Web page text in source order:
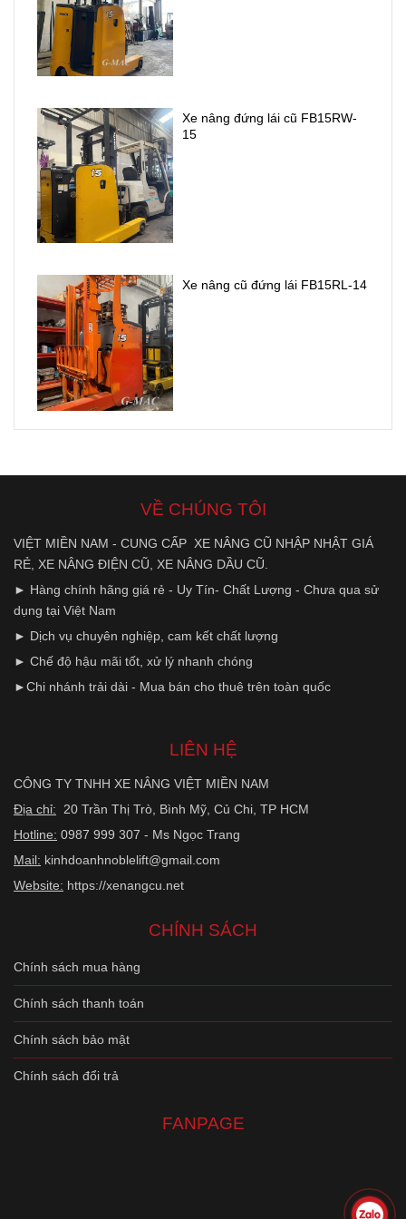
Bán xe
nâng
nhật cũ
các loại
Gía rẻ
Xe nâng đứng lái cũ FB15RW-
15
Xe nâng cũ đứng lái FB15RL-14
VỀ CHÚNG TÔI
VIỆT MIỀN NAM - CUNG CẤP XE NÂNG CŨ NHẬP NHẬT GIÁ
RẺ, XE NÂNG ĐIỆN CŨ, XE NÂNG DẦU CŨ.
► Hàng chính hãng giá rẻ - Uy Tín- Chất Lượng - Chưa qua sử
dụng tại Việt Nam
► Dịch vụ chuyên nghiệp, cam kết chất lượng
► Chế độ hậu mãi tốt, xử lý nhanh chóng
►Chi nhánh trải dài - Mua bán cho thuê trên toàn quốc
LIÊN HỆ
CÔNG TY TNHH XE NÂNG VIỆT MIỀN NAM
Địa chỉ: 20 Trần Thị Trò, Bình Mỹ, Củ Chi, TP HCM
Hotline: 0987 999 307 - Ms Ngọc Trang
Mail: kinhdoanhnoblelift@gmail.com
Website: https://xenangcu.net
CHÍNH SÁCH
Chính sách mua hàng
Chính sách thanh toán
Chính sách bảo mật
Chính sách đổi trả
FANPAGE